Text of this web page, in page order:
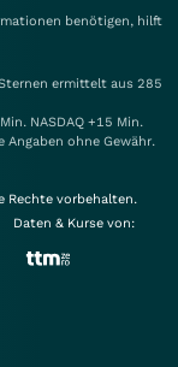
benötigen, hilft
ermittelt aus 285
NASDAQ +15 Min.
Angaben ohne Gewähr.
Rechte vorbehalten.
Daten & Kurse von: